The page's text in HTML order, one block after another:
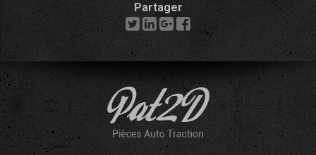
Partager